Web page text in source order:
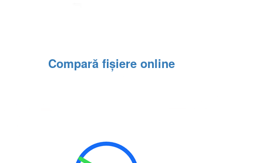
Compară fișiere online